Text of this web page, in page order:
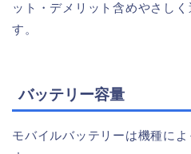
ット・デメリット含めやさし
す。
バッテリー容量
モバイルバッテリーは機種に